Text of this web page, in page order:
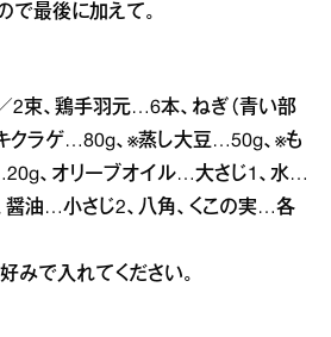
で最後に加えて。
束、鶏手羽元…6本、ねぎ（青い部
クラゲ…80g、※蒸し大豆…50g、※も
、オリーブオイル…大さじ1、水…
醤油…小さじ2、八角、くこの実…各
みで入れてください。